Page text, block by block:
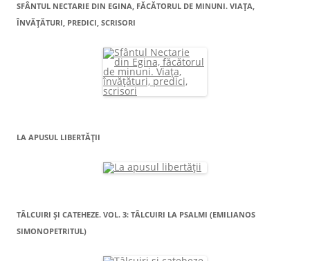
SFÂNTUL NECTARIE DIN EGINA, FĂCĂTORUL DE MINUNI. VIAŢA,
ÎNVĂŢĂTURI, PREDICI, SCRISORI
LA APUSUL LIBERTĂŢII
TÂLCUIRI ŞI CATEHEZE. VOL. 3: TÂLCUIRI LA PSALMI (EMILIANOS
SIMONOPETRITUL)